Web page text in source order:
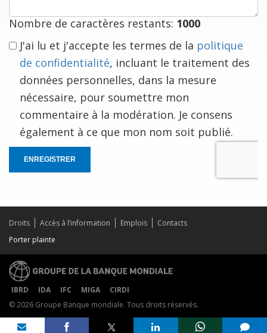
Nombre de caractères restants: 1000
J'ai lu et j'accepte les termes de la politique
de confidentialité, incluant le traitement des
données personnelles, dans la mesure
nécessaire, pour soumettre mon
commentaire à la modération. Je consens
également à ce que mon nom soit publié.
ENREGISTRER
Share on
comments added
Droits Accès à l’information Emplois
Contacts
Porter plainte
IBRD IDA IFC MIGA
CIRDI
© 2026 Groupe Banque mondiale. Tous droits réservés.